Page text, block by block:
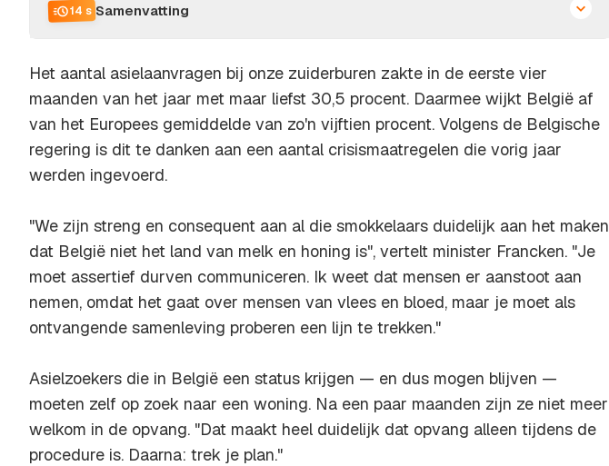
14 s Samenvatting
Het aantal asielaanvragen bij onze zuiderburen zakte in de eerste vier
maanden van het jaar met maar liefst 30,5 procent. Daarmee wijkt België af
van het Europees gemiddelde van zo'n vijftien procent. Volgens de Belgische
regering is dit te danken aan een aantal crisismaatregelen die vorig jaar
werden ingevoerd.
"We zijn streng en consequent aan al die smokkelaars duidelijk aan het maken
dat België niet het land van melk en honing is", vertelt minister Francken. "Je
moet assertief durven communiceren. Ik weet dat mensen er aanstoot aan
nemen, omdat het gaat over mensen van vlees en bloed, maar je moet als
ontvangende samenleving proberen een lijn te trekken."
Asielzoekers die in België een status krijgen — en dus mogen blijven —
moeten zelf op zoek naar een woning. Na een paar maanden zijn ze niet meer
welkom in de opvang. "Dat maakt heel duidelijk dat opvang alleen tijdens de
procedure is. Daarna: trek je plan."